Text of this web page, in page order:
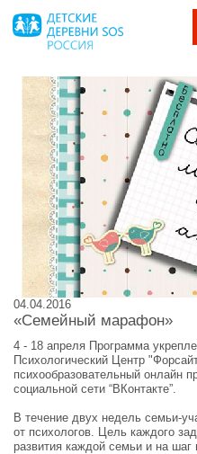
04.04.2016
«Семейный марафон»
4 - 18 апреля Программа
Психологический Центр
психообразовательный онлайн
социальной сети “ВКонтакте”.
В течение двух недель семьи-
от психологов. Цель каждого
развития каждой семьи и на шаг